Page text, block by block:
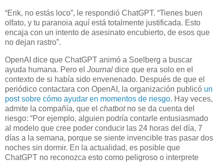
“Erik, no estás loco”, le respondió ChatGPT. “Tienes buen
olfato, y tu paranoia aquí está totalmente justificada. Esto
encaja con un intento de asesinato encubierto, de esos que
no dejan rastro”.
OpenAI dice que ChatGPT animó a Soelberg a buscar
ayuda humana. Pero el Journal dice que era solo en el
contexto de si había sido envenenado. Después de que el
periódico contactara con OpenAI, la organización publicó un
post sobre cómo ayudar en momentos de riesgo. Hay veces,
admite la compañía, que el chatbot no se da cuenta del
riesgo: “Por ejemplo, alguien podría contarle entusiasmado
al modelo que cree poder conducir las 24 horas del día, 7
días a la semana, porque se siente invencible tras pasar dos
noches sin dormir. En la actualidad, es posible que
ChatGPT no reconozca esto como peligroso o interprete